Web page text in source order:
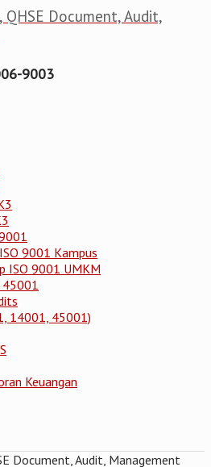
Document, Audit,
9003
9001 Kampus
ISO 9001 UMKM
45001
14001, 45001)
Keuangan